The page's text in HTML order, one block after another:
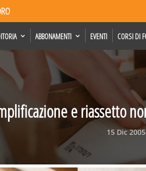
ABBONAMENTI EVENTI CORSI DI
e riassetto
15 Dic 2005